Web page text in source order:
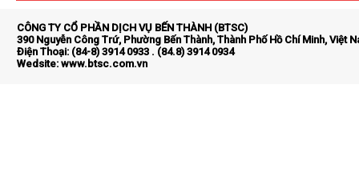
CÔNG TY CỔ PHẦN DỊCH VỤ BẾN THÀNH (BTSC)
390 Nguyễn Công Trứ, Phường Bến Thành, Thành Phố Hồ Chí Minh, Việt
Điện Thoại: (84-8) 3914 0933 . (84.8) 3914 0934
Wedsite: www.btsc.com.vn